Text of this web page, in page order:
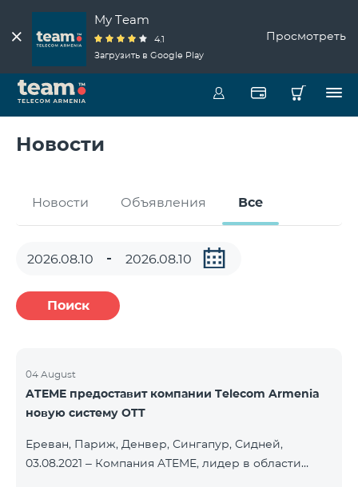
My Team
4.1
Загрузить в Google Play
Просмотреть
Новости
Новости Объявления Все
Поиск
04 August
ATEME предоставит компании Telecom Armenia
новую систему OTT
Ереван, Париж, Денвер, Сингапур, Сидней,
03.08.2021 – Компания ATEME, лидер в области